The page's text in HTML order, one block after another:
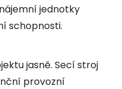
jednotky
schopnosti.
jasně. Secí stroj
provozní